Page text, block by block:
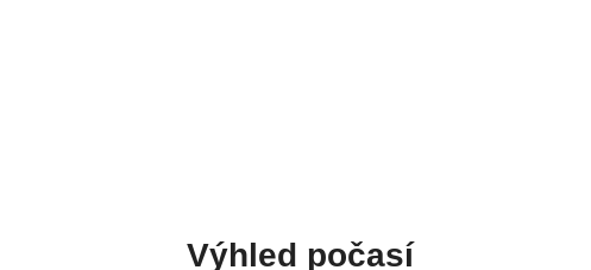
Výhled počasí